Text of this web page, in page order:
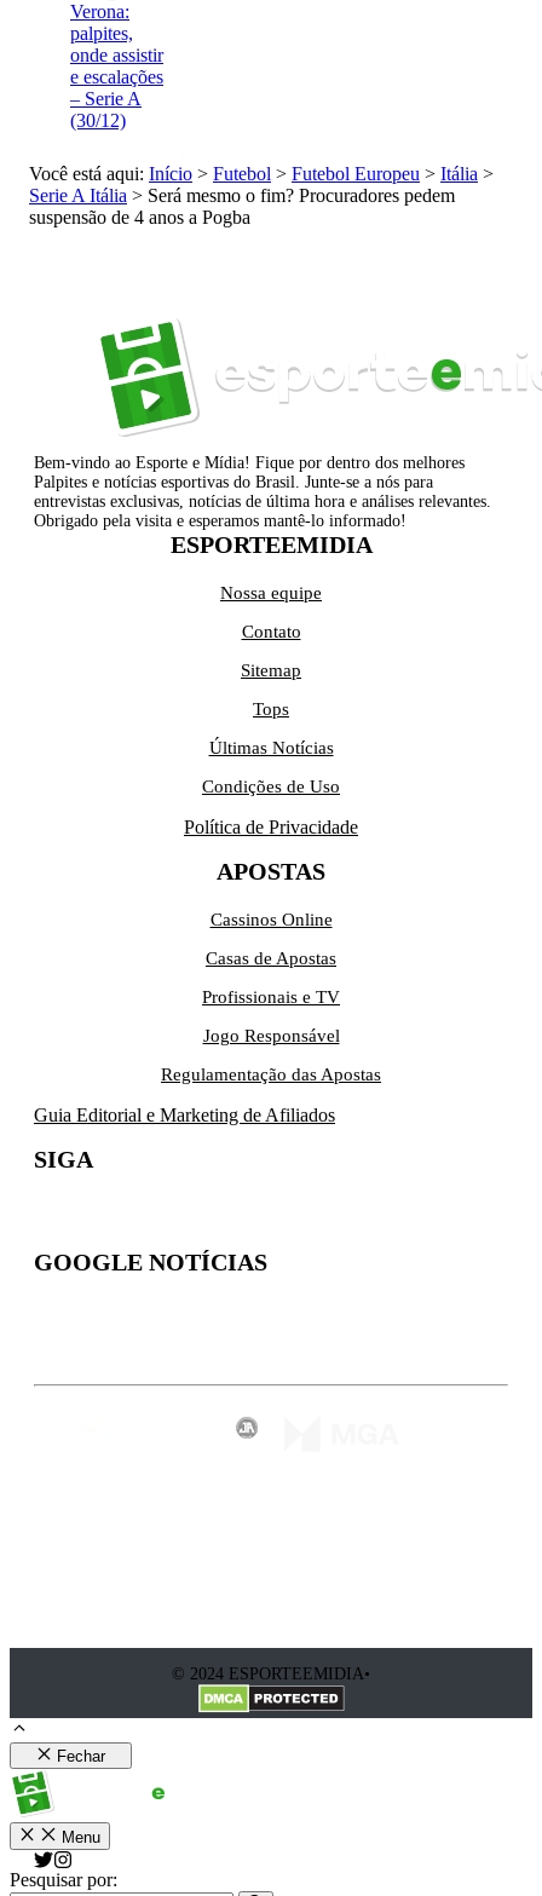
Verona:
palpites,
onde assistir
e escalações
– Serie A
(30/12)
Você está aqui: Início > Futebol > Futebol Europeu > Itália >
Serie A Itália > Será mesmo o fim? Procuradores pedem
suspensão de 4 anos a Pogba
Bem-vindo ao Esporte e Mídia! Fique por dentro dos melhores
Palpites e notícias esportivas do Brasil. Junte-se a nós para
entrevistas exclusivas, notícias de última hora e análises relevantes.
Obrigado pela visita e esperamos mantê-lo informado!
ESPORTEEMIDIA
Nossa equipe
Contato
Sitemap
Tops
Últimas Notícias
Condições de Uso
Política de Privacidade
APOSTAS
Cassinos Online
Casas de Apostas
Profissionais e TV
Jogo Responsável
Regulamentação das Apostas
Guia Editorial e Marketing de Afiliados
SIGA
GOOGLE NOTÍCIAS
© 2024 ESPORTEEMIDIA•
Fechar
Menu
Pesquisar por: